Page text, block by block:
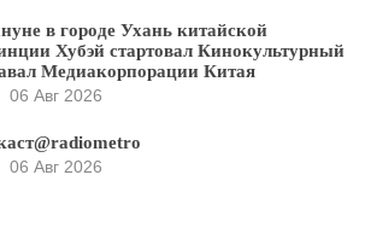
в городе Ухань китайской
Хубэй стартовал Кинокультурный
Медиакорпорации Китая
06 Авг 2026
06 Авг 2026